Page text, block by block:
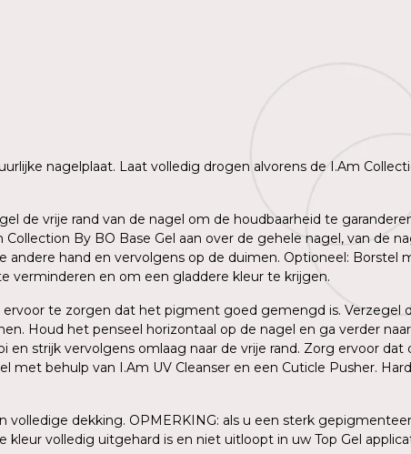
nagelplaat. Laat volledig drogen alvorens de I.Am
de vrije rand van de nagel om de houdbaarheid te
By BO Base Gel aan over de gehele nagel, van de
andere hand en vervolgens op de duimen. Optioneel: Borstel
verminderen en om een gladdere kleur te krijgen.
te zorgen dat het pigment goed gemengd is. Verzegel
Houd het penseel horizontaal op de nagel en ga verder
strijk vervolgens omlaag naar de vrije rand. Zorg ervoor dat
behulp van I.Am UV Cleanser en een Cuticle Pusher.
dekking. OPMERKING: als u een sterk
volledig uitgehard is en niet uitloopt in uw Top Gel